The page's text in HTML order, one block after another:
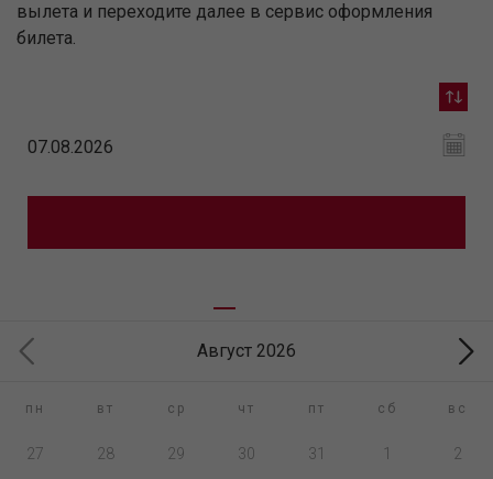
вылета и переходите далее в сервис оформления
билета.
Август 2026
пн вт ср чт пт сб вс
27 28 29 30 31 1 2